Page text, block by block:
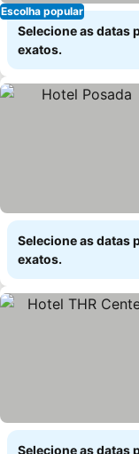
Escolha popular
Selecione as datas
exatos.
Selecione as datas
exatos.
Selecione as datas